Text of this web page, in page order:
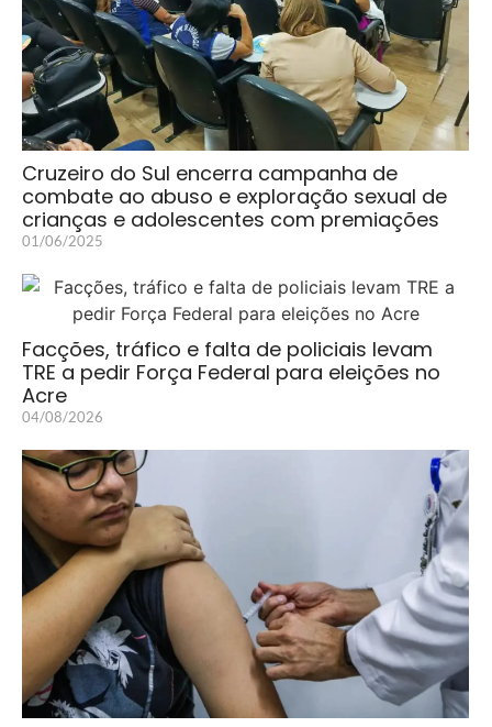
Cruzeiro do Sul encerra campanha de
combate ao abuso e exploração sexual de
crianças e adolescentes com premiações
01/06/2025
Facções, tráfico e falta de policiais levam
TRE a pedir Força Federal para eleições no
Acre
04/08/2026